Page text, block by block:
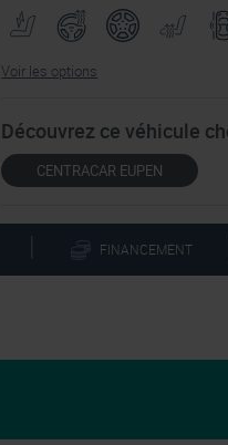
Voir les options
Découvrez ce véhicule
CENTRACAR EUPEN
FINANCEMENT